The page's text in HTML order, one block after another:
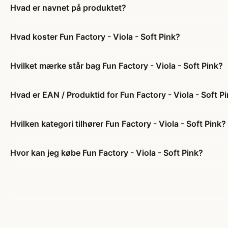
Hvad er navnet på produktet?
Hvad koster Fun Factory - Viola - Soft Pink?
Hvilket mærke står bag Fun Factory - Viola - Soft Pink?
Hvad er EAN / Produktid for Fun Factory - Viola - Soft
Hvilken kategori tilhører Fun Factory - Viola - Soft Pink?
Hvor kan jeg købe Fun Factory - Viola - Soft Pink?